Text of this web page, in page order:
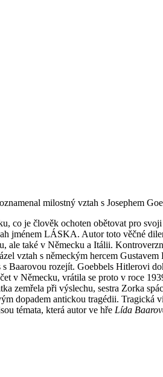
milostný vztah s Josephem
co je člověk ochoten obětovat pro
jménem LÁSKA. Autor toto věčné
ale také v Německu a Itálii.
vztah s německým hercem
Baarovou rozejít. Goebbels Hitlerovi
v Německu, vrátila se proto v roce
zemřela při výslechu, sestra Zorka
dopadem antickou tragédii.
témata, která autor ve hře Lída